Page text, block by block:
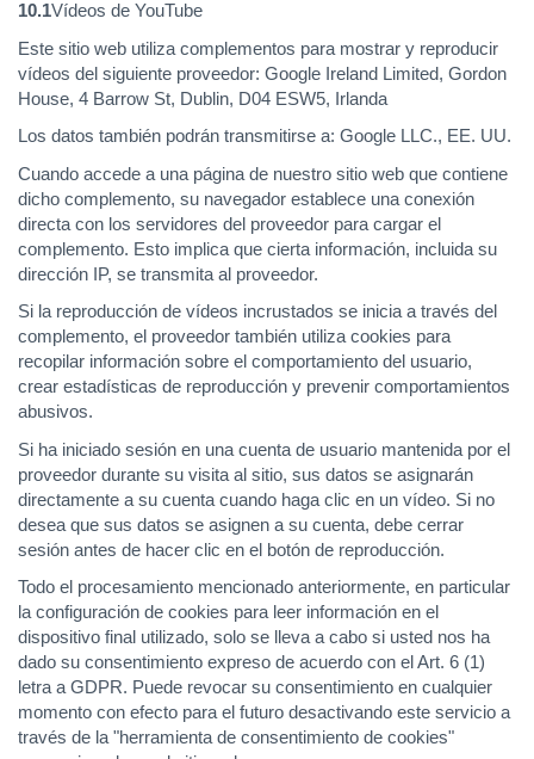
10.1Vídeos de YouTube
Este sitio web utiliza complementos para mostrar y reproducir
vídeos del siguiente proveedor: Google Ireland Limited, Gordon
House, 4 Barrow St, Dublin, D04 ESW5, Irlanda
Los datos también podrán transmitirse a: Google LLC., EE. UU.
Cuando accede a una página de nuestro sitio web que contiene
dicho complemento, su navegador establece una conexión
directa con los servidores del proveedor para cargar el
complemento. Esto implica que cierta información, incluida su
dirección IP, se transmita al proveedor.
Si la reproducción de vídeos incrustados se inicia a través del
complemento, el proveedor también utiliza cookies para
recopilar información sobre el comportamiento del usuario,
crear estadísticas de reproducción y prevenir comportamientos
abusivos.
Si ha iniciado sesión en una cuenta de usuario mantenida por el
proveedor durante su visita al sitio, sus datos se asignarán
directamente a su cuenta cuando haga clic en un vídeo. Si no
desea que sus datos se asignen a su cuenta, debe cerrar
sesión antes de hacer clic en el botón de reproducción.
Todo el procesamiento mencionado anteriormente, en particular
la configuración de cookies para leer información en el
dispositivo final utilizado, solo se lleva a cabo si usted nos ha
dado su consentimiento expreso de acuerdo con el Art. 6 (1)
letra a GDPR. Puede revocar su consentimiento en cualquier
momento con efecto para el futuro desactivando este servicio a
través de la "herramienta de consentimiento de cookies"